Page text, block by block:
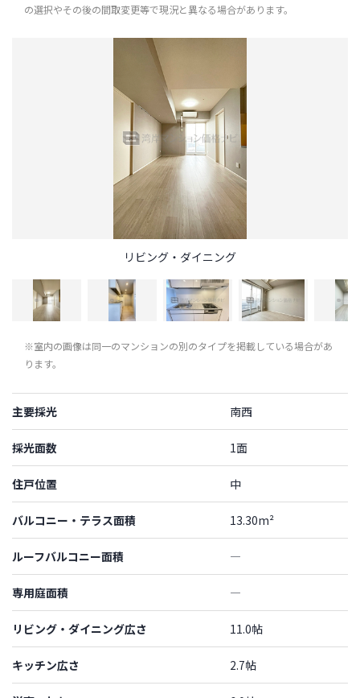
の選択やその後の間取変更等で現況と異なる場合があります。
リビング・ダイニング
※室内の画像は同一のマンションの別のタイプを掲載している場合があ
ります。
主要採光 南西
採光面数 1面
住戸位置 中
バルコニー・テラス面積 13.30m²
ルーフバルコニー面積 ―
専用庭面積 ―
リビング・ダイニング広さ 11.0帖
キッチン広さ 2.7帖